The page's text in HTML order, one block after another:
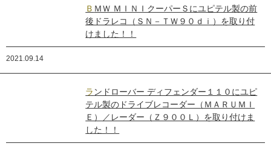
ＢＭＷ ＭＩＮＩクーパーＳにユピテル製の前
後ドラレコ（ＳＮ－ＴＷ９０ｄｉ）を取り付
けました！！
2021.09.14
ランドローバー ディフェンダー１１０にユピ
テル製のドライブレコーダー（ＭＡＲＵＭＩ
Ｅ）／レーダー（Ｚ９００Ｌ）を取り付けま
した！！